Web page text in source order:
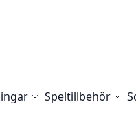
Speltillbehör